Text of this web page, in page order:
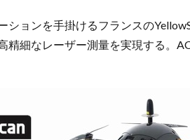
ョンを手掛けるフランスの
精細なレーザー測量を実現する。